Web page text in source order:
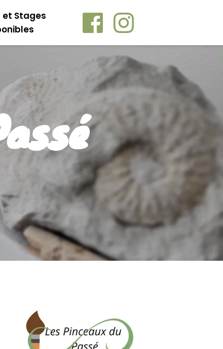
et Stages